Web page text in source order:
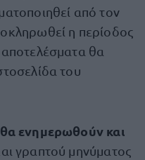
από τον
η περίοδος
θα
του
ενημερωθούν και
γραπτού μηνύματος